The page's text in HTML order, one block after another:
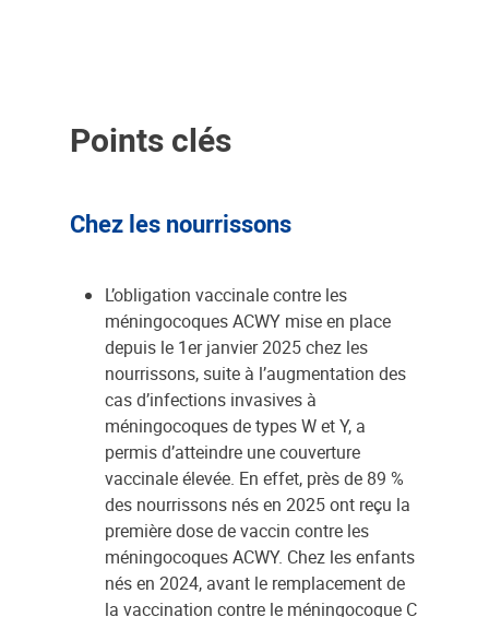
Points clés
Chez les nourrissons
L’obligation vaccinale contre les
méningocoques ACWY mise en place
depuis le 1er janvier 2025 chez les
nourrissons, suite à l’augmentation des
cas d’infections invasives à
méningocoques de types W et Y, a
permis d’atteindre une couverture
vaccinale élevée. En effet, près de 89 %
des nourrissons nés en 2025 ont reçu la
première dose de vaccin contre les
méningocoques ACWY. Chez les enfants
nés en 2024, avant le remplacement de
la vaccination contre le méningocoque C